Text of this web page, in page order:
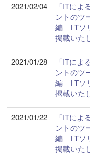
2021/02/04
「ITに
ントのツ
編 I Tソ
掲載いた
2021/01/28
「ITに
ントのツ
編 I Tソ
掲載いた
2021/01/22
「ITに
ントのツ
編 I Tソ
掲載いた